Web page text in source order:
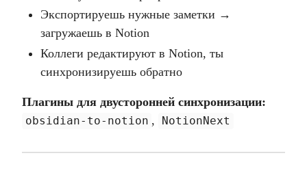
Экспортируешь нужные заметки →
загружаешь в Notion
Коллеги редактируют в Notion, ты
синхронизируешь обратно
Плагины для двусторонней синхронизации:
obsidian-to-notion , NotionNext